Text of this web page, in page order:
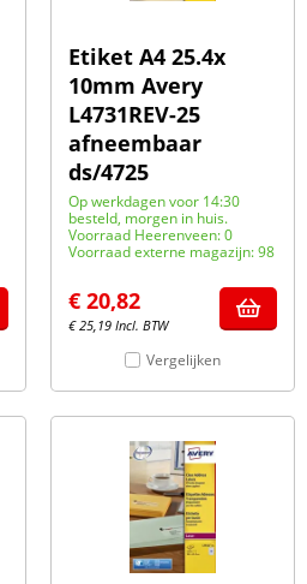
Etiket A4 25.4x
10mm Avery
L4731REV-25
afneembaar
ds/4725
Op werkdagen voor 14:30
besteld, morgen in huis.
Voorraad Heerenveen: 0
Voorraad externe magazijn: 98
€ 20,82
€25,19 Incl. BTW
Vergelijken